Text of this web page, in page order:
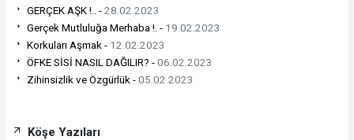
GERÇEK AŞK !.. -28.02.2023
Gerçek Mutluluğa Merhaba !. - 19.02.2023
Korkuları Aşmak - 12.02.2023
ÖFKE SİSİ NASIL DAĞILIR? -06.02.2023
Zihinsizlik ve Özgürlük -05.02.2023
Köşe Yazıları